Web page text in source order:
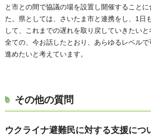
と市との間で協議の場を設置し開催すること
た。県としては、さいたま市と連携をし、1日
して、これまでの遅れを取り戻していきたいと
全ての、今お話したとおり、あらゆるレベル
進めたいと考えています。
その他の質問
ウクライナ避難民に対する支援につ